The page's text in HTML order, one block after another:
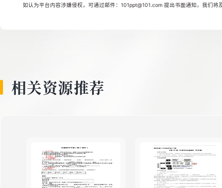
如认为平台内容涉嫌侵权，可通过邮件：101ppt@101.com 提出书面通知，我们将
相关资源推荐